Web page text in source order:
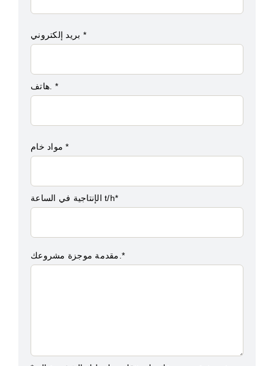
بريد إلكتروني *
هاتف. *
مواد خام *
الإنتاجية في الساعة t/h*
مقدمة موجزة مشروعك.*